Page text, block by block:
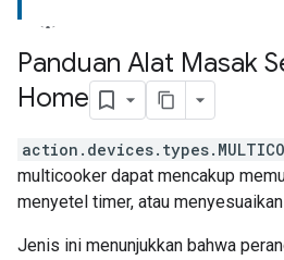
Panduan Alat Masak
Home
multicooker dapat mencakup
menyetel timer, atau
Jenis ini menunjukkan bahwa